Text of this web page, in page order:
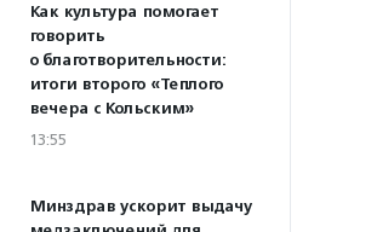
Как культура помогает
говорить
о благотворительности:
итоги второго «Теплого
вечера с Кольским»
13:55
Минздрав ускорит выдачу